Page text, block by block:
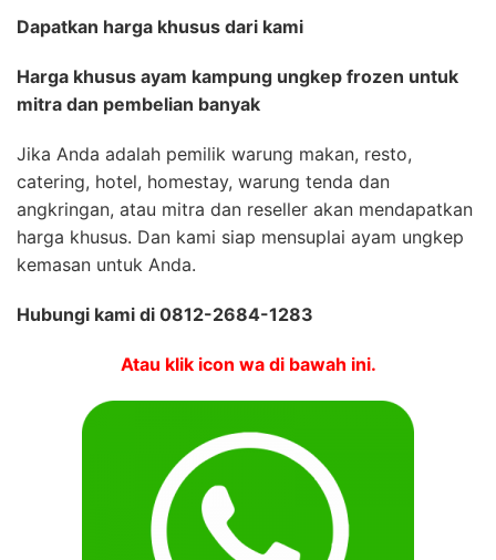
Dapatkan harga khusus dari kami
Harga khusus ayam kampung ungkep frozen untuk
mitra dan pembelian banyak
Jika Anda adalah pemilik warung makan, resto,
catering, hotel, homestay, warung tenda dan
angkringan, atau mitra dan reseller akan mendapatkan
harga khusus. Dan kami siap mensuplai ayam ungkep
kemasan untuk Anda.
Hubungi kami di 0812-2684-1283
Atau klik icon wa di bawah ini.